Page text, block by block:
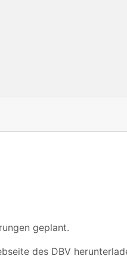
geplant.
des DBV